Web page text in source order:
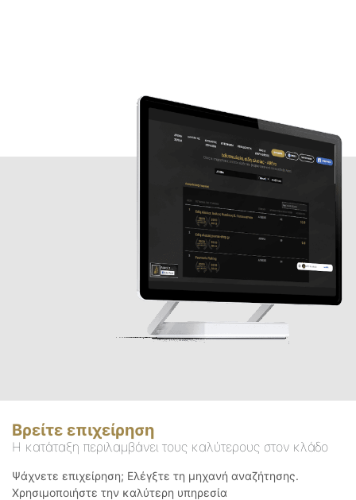
Βρείτε επιχείρηση
Η κατάταξη περιλαμβάνει τους καλύτερους στον κλάδο
Ψάχνετε επιχείρηση; Ελέγξτε τη μηχανή αναζήτησης.
Χρησιμοποιήστε την καλύτερη υπηρεσία